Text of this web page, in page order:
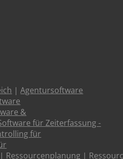
|Agentursoftware
&
für Zeiterfassung -
für
| Ressourcenplanung |